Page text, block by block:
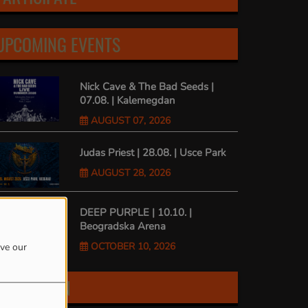
our
EVENTS
Nick Cave & The Bad Seeds |
07.08. | Kalemegdan
AUGUST 07, 2026
Judas Priest | 28.08. | Usce Park
AUGUST 28, 2026
DEEP PURPLE | 10.10. |
Beogradska Arena
OCTOBER 10, 2026
US ON